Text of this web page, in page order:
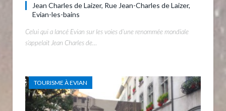
Jean Charles de Laizer, Rue Jean-Charles de Laizer,
Evian-les-bains
Celui qui a lancé Evian sur les voies d’une renommée mondiale
s’appelait Jean Charles de…
TOURISME À EVIAN